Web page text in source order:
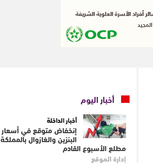
أخبار اليوم
أخبار الداخلة
إنخفاض متوقع في أسعار
البنزين والغازوال بالمملكة
مطلع الأسبوع القادم
إدارة الموقع